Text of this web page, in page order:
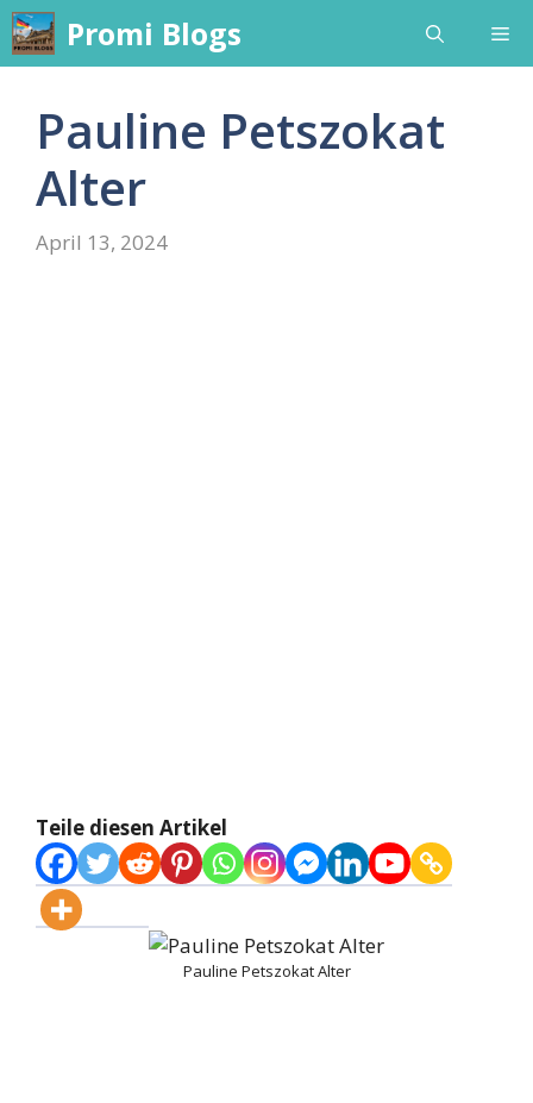
Skip
to
content
Promi Blogs
Pauline Petszokat
Alter
April 13, 2024
Teile diesen Artikel
Pauline Petszokat Alter